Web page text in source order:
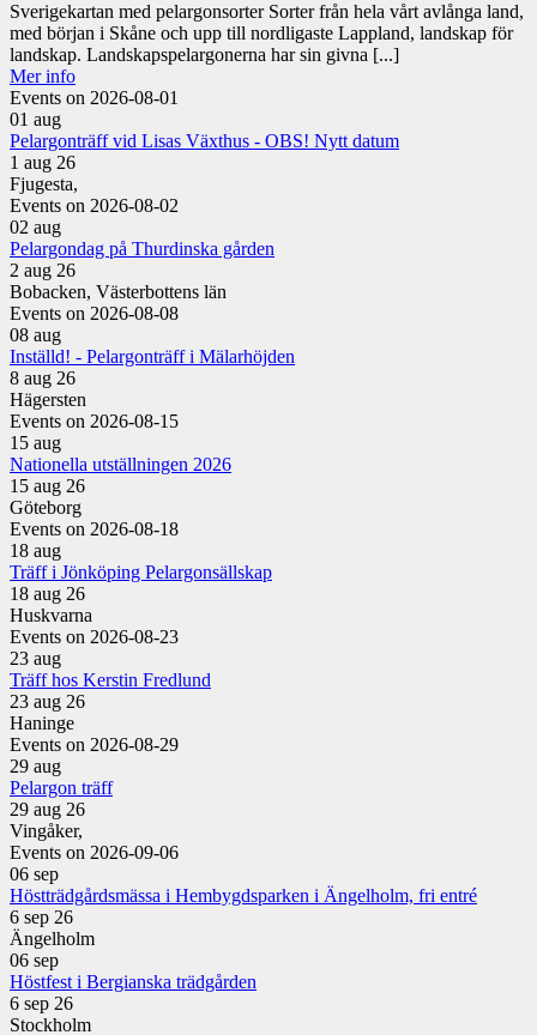
Sverigekartan med pelargonsorter Sorter från hela vårt avlånga land,
med början i Skåne och upp till nordligaste Lappland, landskap för
landskap. Landskapspelargonerna har sin givna [...]
Mer info
Events on 2026-08-01
01 aug
Pelargonträff vid Lisas Växthus - OBS! Nytt datum
1 aug 26
Fjugesta,
Events on 2026-08-02
02 aug
Pelargondag på Thurdinska gården
2 aug 26
Bobacken, Västerbottens län
Events on 2026-08-08
08 aug
Inställd! - Pelargonträff i Mälarhöjden
8 aug 26
Hägersten
Events on 2026-08-15
15 aug
Nationella utställningen 2026
15 aug 26
Göteborg
Events on 2026-08-18
18 aug
Träff i Jönköping Pelargonsällskap
18 aug 26
Huskvarna
Events on 2026-08-23
23 aug
Träff hos Kerstin Fredlund
23 aug 26
Haninge
Events on 2026-08-29
29 aug
Pelargon träff
29 aug 26
Vingåker,
Events on 2026-09-06
06 sep
Höstträdgårdsmässa i Hembygdsparken i Ängelholm, fri entré
6 sep 26
Ängelholm
06 sep
Höstfest i Bergianska trädgården
6 sep 26
Stockholm